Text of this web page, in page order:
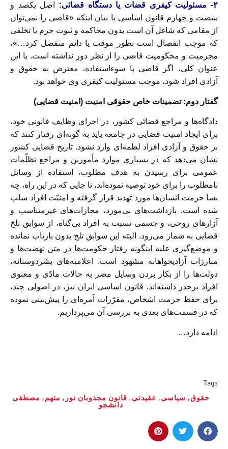
۲- مسئولیت کیفری قضات یا دستگاه قضائی:
اصل یکصد و
شصت و چهارم قانون اساسی با بیان اینکه «قاضی را نمی‌توان
از مقامی که شاغل آن است بدون محاکمه و ثبوت جرم یا تخلفی
که موجب انفصال است بطور موقت یا دائم منفصل کرد…»،
مجرمیت و محکومیت قاضی را از نظر دور نداشته است. با این
عنوان کلی، اگر قاضی با سوءاستفاده، معترض به حقوق و
آزادی افراد شود، موجب مسئولیت کیفری وی خواهد بود.
گفتار دوم: تضمینات خاص حقوقی امنیت (امنیت قضایی)
دادگاه‌ها و مراجع قضائی کشور، در اجرای وظایف قانونی خود،
برای ایجاد امنیت قضایی در جامعه باید به گونه‌ای رفتار کنند که
بر حقوق و آزادی افراد لطمه‌ای وارد نشود. تاریخ قضایی کشور
نشان می‌دهد که در بسیاری موارد مأمورین و مراجع تظلّمات
عمومی برای رسیدن به هدف مطلوب، استفاده از وسایل
نامطلوب را برای خود توصیه نموده‌اند، تا جایی که در این راه، چه
بسا حرمت انسان‌ها مورد تهدید قرار گرفته و امنیّت افراد سلب
شده است. بازداشت‌های بی‌مورد، مجازات‌های غیرمتناسب و
آزارهای روحی، و جسمی نسبت به افراد بی‌گناه، از سوابق تلخ
قضایی به شمار می‌رود. البته این سوابق تلخ بدون بازتاب نمانده
و موضع‌گیری علیه اینگونه رفتار حکومت‌ها در متن نهضت‌ها و
مبارزات آزادیخواهانه مشهود است. اعلامیه‌های بشردوستانه،
دولت‌ها را از بکار بردن وسایل مضر به حالات مادّی و معنوی
افراد برحذر داشته‌اند. قانون اساسی ایران نیز، در اصولی چند،
برای حفظ حرمت اشخاص، مقرّرات آمره‌ای را پیش‌بینی نموده
که در قسمت‌های بعدی به بررسی آن می‌پردازیم.
ادامه دارد…
Tags
حقوق, سیاسی, عقیدتی, قانون مجذوبان نور , متهم, مصطفی
دانشجو